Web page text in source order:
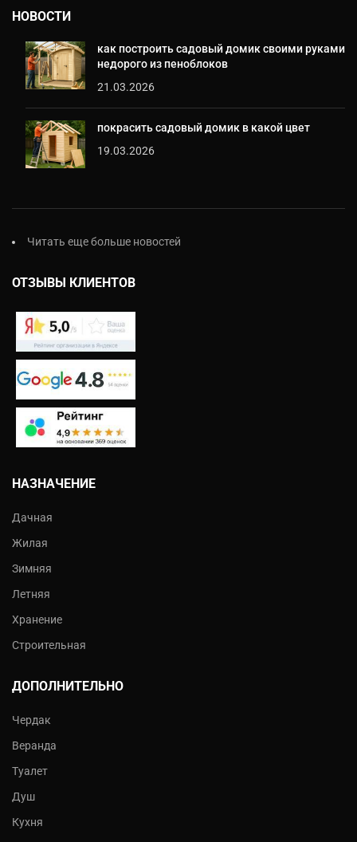
НОВОСТИ
как построить садовый домик своими руками
недорого из пеноблоков
21.03.2026
покрасить садовый домик в какой цвет
19.03.2026
Читать еще больше новостей
ОТЗЫВЫ КЛИЕНТОВ
НАЗНАЧЕНИЕ
Дачная
Жилая
Зимняя
Летняя
Хранение
Строительная
ДОПОЛНИТЕЛЬНО
Чердак
Веранда
Туалет
Душ
Кухня